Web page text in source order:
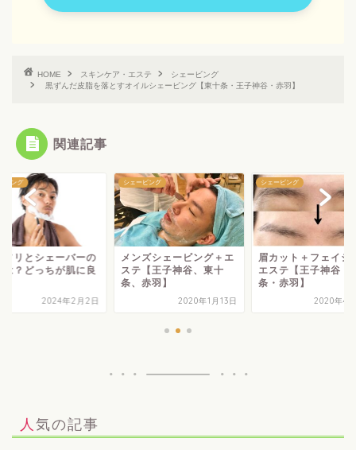
HOME スキンケア・エステ
シェービング
黒ずんだ皮脂を落とすオイルシェービング【東十条・王子神谷・赤羽】
関連記事
ビング
ソリとシェーバーの
は？どっちが肌に良
2024年2月2日
シェービング
メンズシェービング＋エ
ステ【王子神谷、東十
条、赤羽】
2020年1月13日
シェービング
眉カット＋フェイシ
エステ【王子神谷・
条・赤羽】
2020年4
人気の記事